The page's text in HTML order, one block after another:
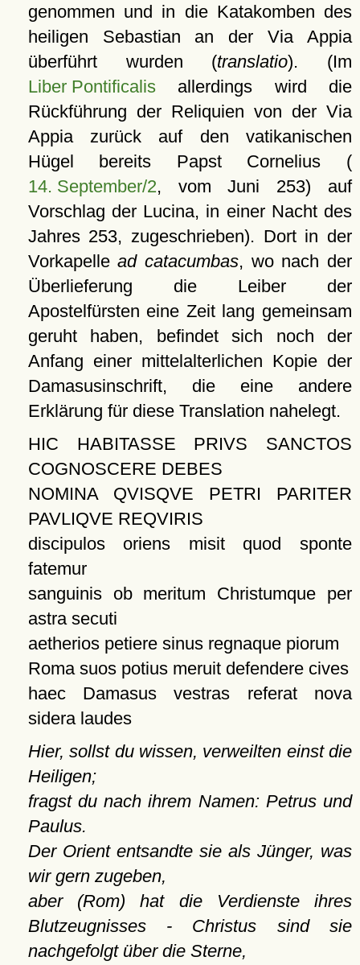
genommen und in die Katakomben des
heiligen Sebastian an der Via Appia
überführt wurden (translatio). (Im
Liber Pontificalisallerdings wird die
Rückführung der Reliquien von der Via
Appia zurück auf den vatikanischen
Hügel bereits Papst Cornelius (
14. September/2, vom Juni 253) auf
Vorschlag der Lucina, in einer Nacht des
Jahres 253, zugeschrieben). Dort in der
Vorkapellead catacumbas, wo nach der
Überlieferung die Leiber der
Apostelfürsten eine Zeit lang gemeinsam
geruht haben, befindet sich noch der
Anfang einer mittelalterlichen Kopie der
Damasusinschrift, die eine andere
Erklärung für diese Translation nahelegt.
HIC HABITASSE PRIVS SANCTOS
COGNOSCERE DEBES
NOMINA QVISQVE PETRI PARITER
PAVLIQVE REQVIRIS
discipulos oriens misit quod sponte
fatemur
sanguinis ob meritum Christumque per
astra secuti
aetherios petiere sinus regnaque piorum
Roma suos potius meruit defendere cives
haec Damasus vestras referat nova
sidera laudes
Hier, sollst du wissen, verweilten einst die
Heiligen;
fragst du nach ihrem Namen: Petrus und
Paulus.
Der Orient entsandte sie als Jünger, was
wir gern zugeben,
aber (Rom) hat die Verdienste ihres
Blutzeugnisses - Christus sind sie
nachgefolgt über die Sterne,